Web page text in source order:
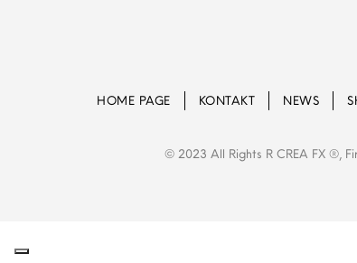
HOME PAGE KONTAKT NEWS
© 2023 All Rights R CREA FX ®,